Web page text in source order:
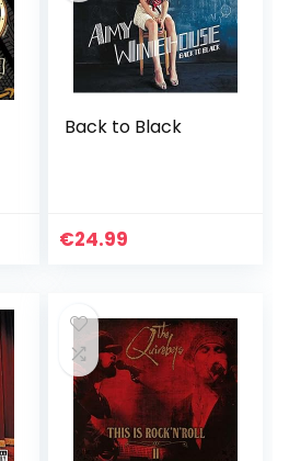
Back to Black
€24.99